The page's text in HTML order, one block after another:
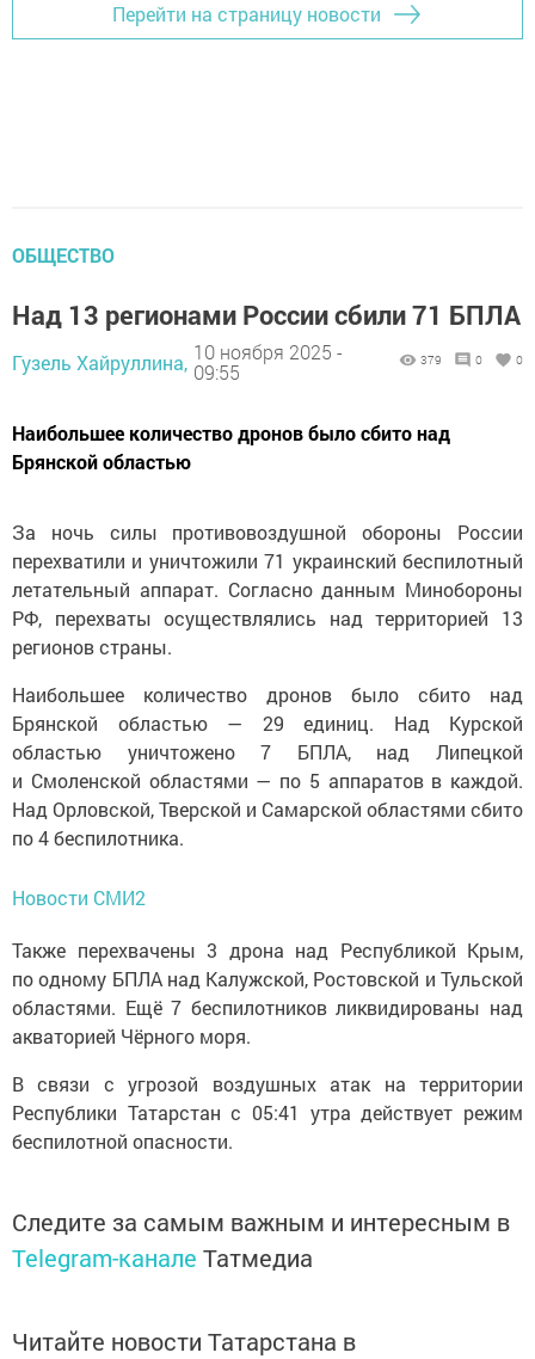
Перейти на страницу новости
ОБЩЕСТВО
Над 13 регионами России сбили 71 БПЛА
Гузель Хайруллина, 10 ноября 2025 -
09:55
379 0 0
Наибольшее количество дронов было сбито над
Брянской областью
За ночь силы противовоздушной обороны России
перехватили и уничтожили 71 украинский беспилотный
летательный аппарат. Согласно данным Минобороны
РФ, перехваты осуществлялись над территорией 13
регионов страны.
Наибольшее количество дронов было сбито над
Брянской областью — 29 единиц. Над Курской
областью уничтожено 7 БПЛА, над Липецкой
и Смоленской областями — по 5 аппаратов в каждой.
Над Орловской, Тверской и Самарской областями сбито
по 4 беспилотника.
Новости СМИ2
Также перехвачены 3 дрона над Республикой Крым,
по одному БПЛА над Калужской, Ростовской и Тульской
областями. Ещё 7 беспилотников ликвидированы над
акваторией Чёрного моря.
В связи с угрозой воздушных атак на территории
Республики Татарстан с 05:41 утра действует режим
беспилотной опасности.
Следите за самым важным и интересным в
Telegram-канале Татмедиа
Читайте новости Татарстана в